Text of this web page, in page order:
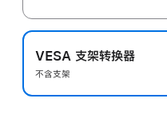
VESA 支架转换器
不含支架